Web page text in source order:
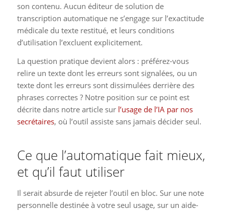
son contenu. Aucun éditeur de solution de
transcription automatique ne s’engage sur l’exactitude
médicale du texte restitué, et leurs conditions
d’utilisation l’excluent explicitement.
La question pratique devient alors : préférez-vous
relire un texte dont les erreurs sont signalées, ou un
texte dont les erreurs sont dissimulées derrière des
phrases correctes ? Notre position sur ce point est
décrite dans notre article sur l’usage de l’IA par nos
secrétaires, où l’outil assiste sans jamais décider seul.
Ce que l’automatique fait mieux,
et qu’il faut utiliser
Il serait absurde de rejeter l’outil en bloc. Sur une note
personnelle destinée à votre seul usage, sur un aide-